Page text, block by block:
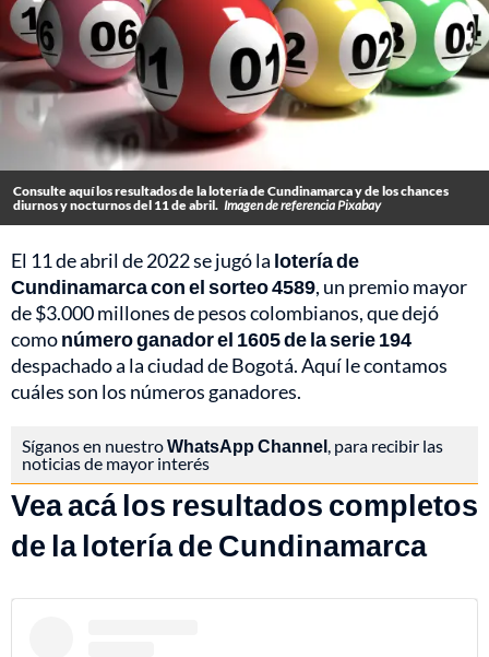
Consulte aquí los resultados de la lotería de Cundinamarca y de los chances
diurnos y nocturnos del 11 de abril. Imagen de referencia Pixabay
El 11 de abril de 2022 se jugó la lotería de
Cundinamarca con el sorteo 4589, un premio mayor
de $3.000 millones de pesos colombianos, que dejó
comonúmero ganador el 1605 de la serie 194
despachado a la ciudad de Bogotá. Aquí le contamos
cuáles son los números ganadores.
Síganos en nuestroWhatsApp Channel, para recibir las
noticias de mayor interés
Vea acá los resultados completos
de la lotería de Cundinamarca